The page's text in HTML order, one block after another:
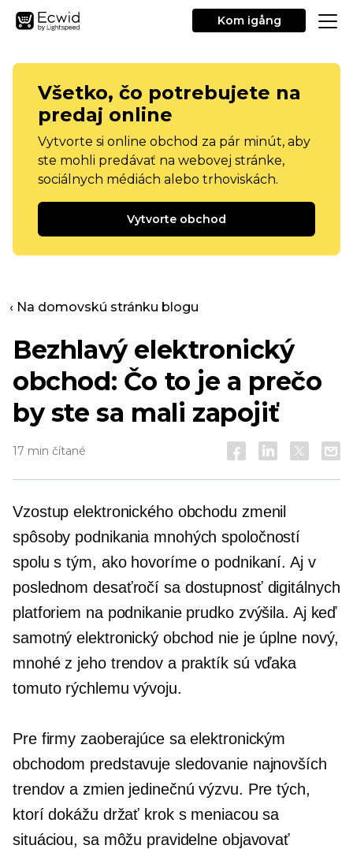
Kom igång
Všetko, čo potrebujete na
predaj online
Vytvorte si online obchod za pár minút, aby
ste mohli predávať na webovej stránke,
sociálnych médiách alebo trhoviskách.
Vytvorte obchod
‹ Na domovskú stránku blogu
Bezhlavý elektronický
obchod: Čo to je a prečo
by ste sa mali zapojiť
17 min čítané
Vzostup elektronického obchodu zmenil
spôsoby podnikania mnohých spoločností
spolu s tým, ako hovoríme o podnikaní. Aj v
poslednom desaťročí sa dostupnosť digitálnych
platforiem na podnikanie prudko zvýšila. Aj keď
samotný elektronický obchod nie je úplne nový,
mnohé z jeho trendov a praktík sú vďaka
tomuto rýchlemu vývoju.
Pre firmy zaoberajúce sa elektronickým
obchodom predstavuje sledovanie najnovších
trendov a zmien jedinečnú výzvu. Pre tých,
ktorí dokážu držať krok s meniacou sa
situáciou, sa môžu pravidelne objavovať